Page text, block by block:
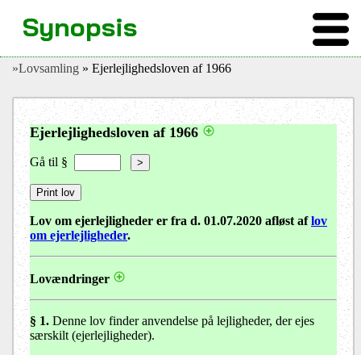
»Lovsamling » Ejerlejlighedsloven af 1966
Ejerlejlighedsloven af 1966
Gå til § >
Lov om ejerlejligheder er fra d. 01.07.2020 afløst aflov
om ejerlejligheder.
Lovændringer
§ 1. Denne lov finder anvendelse på lejligheder, der ejes
særskilt (ejerlejligheder).
Synopsis